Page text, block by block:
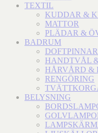
TEXTIL
KUDDAR &
MATTOR
PLÄDAR &
BADRUM
HANDTVÅL
HÅRVÅRD &
RENGÖRING
BELYSNING